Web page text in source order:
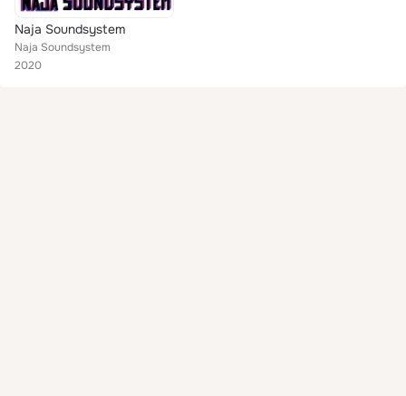
Naja Soundsystem
Naja Soundsystem
2020